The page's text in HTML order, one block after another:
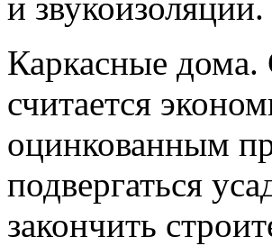
и звукоизоляции.
Каркасные дома.
считается
оцинкованным
подвергаться
закончить